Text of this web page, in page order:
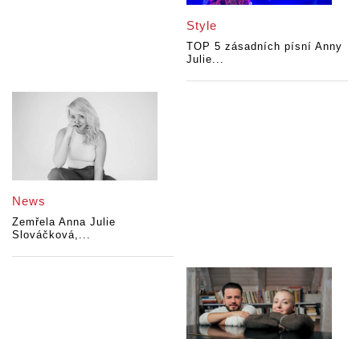
Style
TOP 5 zásadních písní Anny
Julie...
News
Zemřela Anna Julie
Slováčková,...